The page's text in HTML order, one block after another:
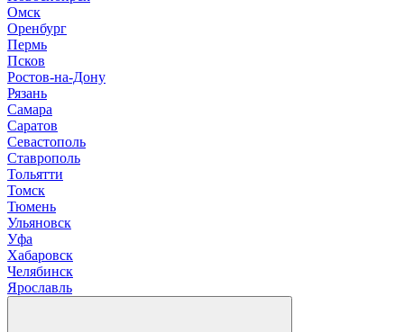
Омск
Оренбург
Пермь
Псков
Ростов-на-Дону
Рязань
Самара
Саратов
Севастополь
Ставрополь
Тольятти
Томск
Тюмень
Ульяновск
Уфа
Хабаровск
Челябинск
Ярославль